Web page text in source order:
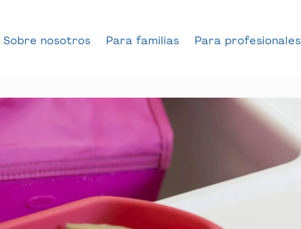
Sobre nosotros Para familias Para profesionales